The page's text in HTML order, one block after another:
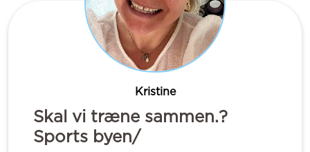
Kristine
Skal vi træne sammen.?
Sports byen/